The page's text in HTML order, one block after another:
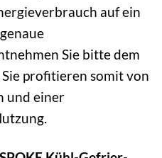
auf ein
Sie bitte dem
profitieren somit von
und einer